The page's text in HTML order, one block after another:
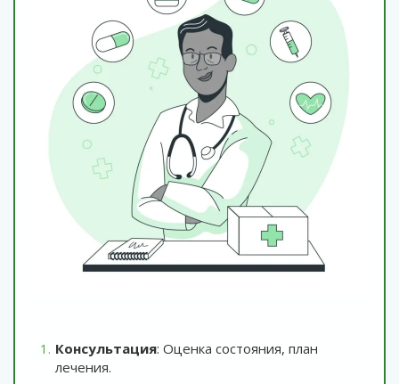
Консультация: Оценка состояния, план
лечения.